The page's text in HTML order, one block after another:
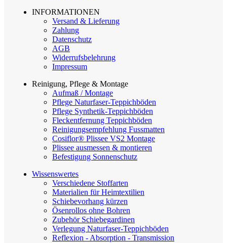
INFORMATIONEN
Versand & Lieferung
Zahlung
Datenschutz
AGB
Widerrufsbelehrung
Impressum
Reinigung, Pflege & Montage
Aufmaß / Montage
Pflege Naturfaser-Teppichböden
Pflege Synthetik-Teppichböden
Fleckentfernung Teppichböden
Reinigungsempfehlung Fussmatten
Cosiflor® Plissee VS2 Montage
Plissee ausmessen & montieren
Befestigung Sonnenschutz
Wissenswertes
Verschiedene Stoffarten
Materialien für Heimtextilien
Schiebevorhang kürzen
Ösenrollos ohne Bohren
Zubehör Schiebegardinen
Verlegung Naturfaser-Teppichböden
Reflexion - Absorption - Transmission